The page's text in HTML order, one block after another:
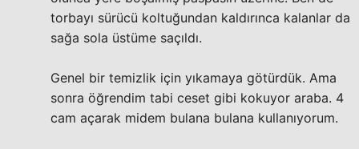
torbayı sürücü koltuğundan kaldırınca kalanlar da
sağa sola üstüme saçıldı.
Genel bir temizlik için yıkamaya götürdük. Ama
sonra öğrendim tabi ceset gibi kokuyor araba. 4
cam açarak midem bulana bulana kullanıyorum.